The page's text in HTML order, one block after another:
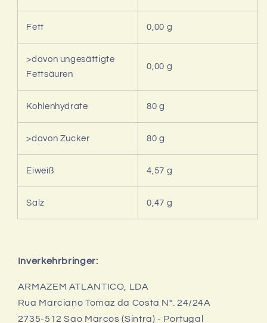
Fett 0,00 g
>davon ungesättigte
Fettsäuren
0,00 g
Kohlenhydrate 80 g
>davon Zucker 80 g
Eiweiß 4,57 g
Salz 0,47 g
Inverkehrbringer:
ARMAZEM ATLANTICO, LDA
Rua Marciano Tomaz da Costa N°. 24/24A
2735-512 Sao Marcos (Sintra) - Portugal